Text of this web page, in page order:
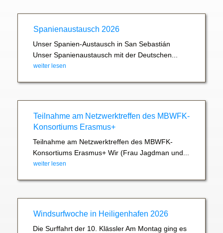
Spanienaustausch 2026
Unser Spanien-Austausch in San Sebastián
Unser Spanienaustausch mit der Deutschen...
weiter lesen
Teilnahme am Netzwerktreffen des MBWFK-
Konsortiums Erasmus+
Teilnahme am Netzwerktreffen des MBWFK-
Konsortiums Erasmus+ Wir (Frau Jagdman und...
weiter lesen
Windsurfwoche in Heiligenhafen 2026
Die Surffahrt der 10. Klässler Am Montag ging es